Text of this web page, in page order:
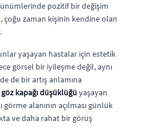
pozitif bir değişim
çoğu zaman kişinin kendine olan
yaşayan hastalar için estetik
görsel bir iyileşme değil, aynı
de bir artış anlamına
kapağı düşüklüğü yaşayan
alanının açılması günlük
ve daha rahat bir görüş